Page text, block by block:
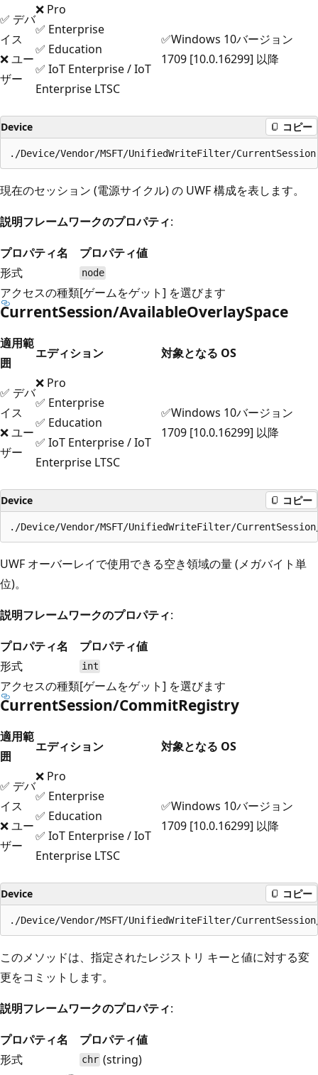
✅ デバ
イス
❌ ユー
ザー
❌ Pro
✅ Enterprise
✅ Education
✅ IoT Enterprise / IoT
Enterprise LTSC
✅Windows 10バージョン
1709 [10.0.16299] 以降
Device コピー
現在のセッション (電源サイクル) の UWF 構成を表します。
説明フレームワークのプロパティ:
プロパティ名
プロパティ値
形式
node
アクセスの種類[ゲームをゲット] を選びます
CurrentSession/AvailableOverlaySpace
適用範
囲
エディション 対象となる OS
✅ デバ
イス
❌ ユー
ザー
❌ Pro
✅ Enterprise
✅ Education
✅ IoT Enterprise / IoT
Enterprise LTSC
✅Windows 10バージョン
1709 [10.0.16299] 以降
Device コピー
UWF オーバーレイで使用できる空き領域の量 (メガバイト単
位)。
説明フレームワークのプロパティ:
プロパティ名
プロパティ値
形式
int
アクセスの種類[ゲームをゲット] を選びます
CurrentSession/CommitRegistry
適用範
囲
エディション 対象となる OS
✅ デバ
イス
❌ ユー
ザー
❌ Pro
✅ Enterprise
✅ Education
✅ IoT Enterprise / IoT
Enterprise LTSC
✅Windows 10バージョン
1709 [10.0.16299] 以降
Device コピー
このメソッドは、指定されたレジストリ キーと値に対する変
更をコミットします。
説明フレームワークのプロパティ:
プロパティ名
プロパティ値
形式
chr (string)